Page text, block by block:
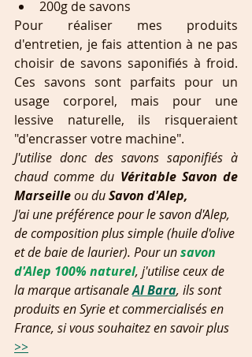
200g de savons
Pour réaliser mes produits
d'entretien, je fais attention à ne pas
choisir de savons saponifiés à froid.
Ces savons sont parfaits pour un
usage corporel, mais pour une
lessive naturelle, ils risqueraient
"d'encrasser votre machine".
J'utilise donc des savons saponifiés à
chaud comme du Véritable Savon de
Marseille ou du Savon d'Alep,
J'ai une préférence pour le savon d'Alep,
de composition plus simple (huile d'olive
et de baie de laurier). Pour un savon
d'Alep 100% naturel, j'utilise ceux de
la marque artisanale Al Bara, ils sont
produits en Syrie et commercialisés en
France, si vous souhaitez en savoir plus
>>